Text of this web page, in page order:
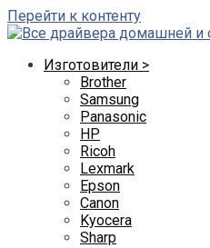
Перейти к контенту
Изготовители >
Brother
Samsung
Panasonic
HP
Ricoh
Lexmark
Epson
Canon
Kyocera
Sharp